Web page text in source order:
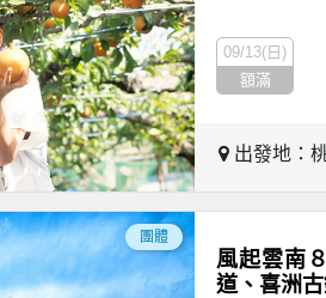
09/13(日)
額滿
出發地：
團體
風起雲南
道、喜洲